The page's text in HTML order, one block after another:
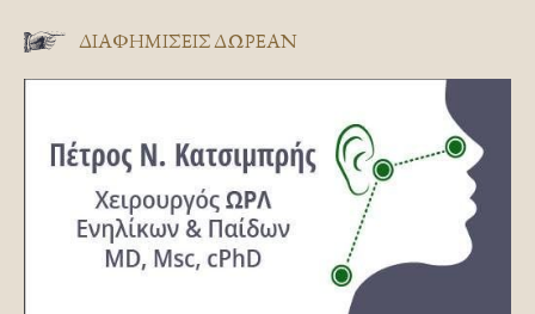
ΔΙΑΦΗΜΊΣΕΙΣ ΔΩΡΕΆΝ